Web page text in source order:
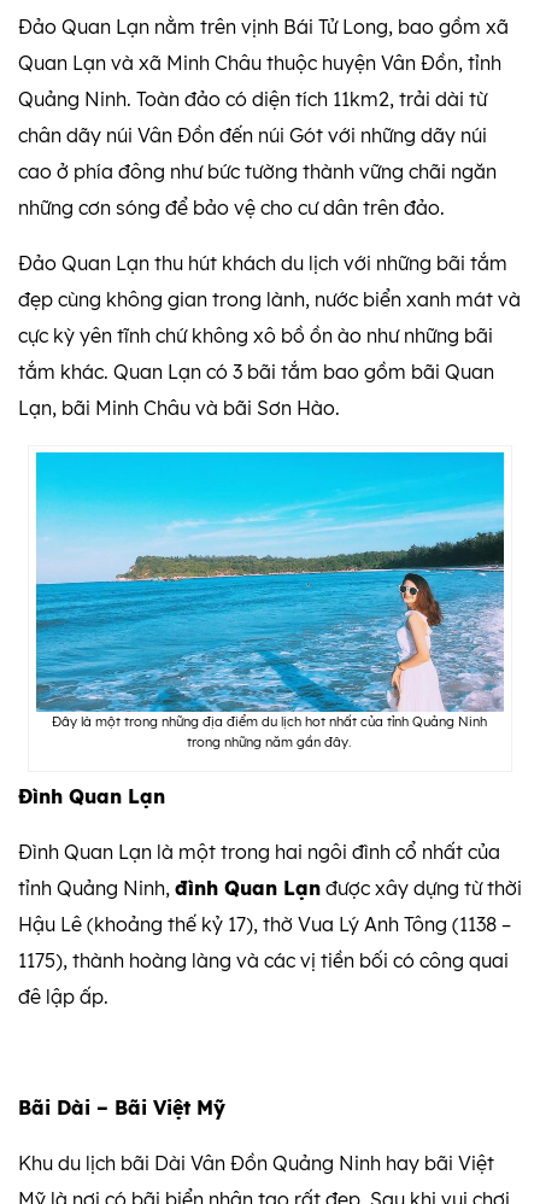
Đảo Quan Lạn nằm trên vịnh Bái Tử Long, bao gồm xã
Quan Lạn và xã Minh Châu thuộc huyện Vân Đồn, tỉnh
Quảng Ninh. Toàn đảo có diện tích 11km2, trải dài từ
chân dãy núi Vân Đồn đến núi Gót với những dãy núi
cao ở phía đông như bức tường thành vững chãi ngăn
những cơn sóng để bảo vệ cho cư dân trên đảo.
Đảo Quan Lạn thu hút khách du lịch với những bãi tắm
đẹp cùng không gian trong lành, nước biển xanh mát và
cực kỳ yên tĩnh chứ không xô bồ ồn ào như những bãi
tắm khác. Quan Lạn có 3 bãi tắm bao gồm bãi Quan
Lạn, bãi Minh Châu và bãi Sơn Hào.
Đây là một trong những địa điểm du lịch hot nhất của tỉnh Quảng Ninh
trong những năm gần đây.
Đình Quan Lạn
Đình Quan Lạn là một trong hai ngôi đình cổ nhất của
tỉnh Quảng Ninh, đình Quan Lạn được xây dựng từ thời
Hậu Lê (khoảng thế kỷ 17), thờ Vua Lý Anh Tông (1138 –
1175), thành hoàng làng và các vị tiền bối có công quai
đê lập ấp.
Bãi Dài – Bãi Việt Mỹ
Khu du lịch bãi Dài Vân Đồn Quảng Ninh hay bãi Việt